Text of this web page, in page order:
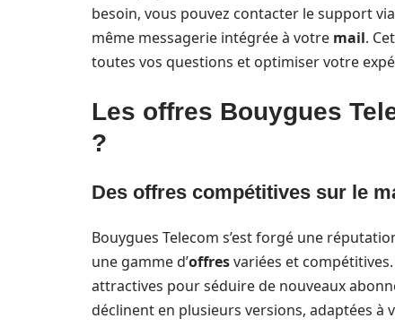
besoin, vous pouvez contacter le support
même messagerie intégrée à votre mail.
toutes vos questions et optimiser votre
Les offres Bouygues
?
Des offres compétitives sur le
Bouygues Telecom s’est forgé une
une gamme d’offresvariées et
attractives pour séduire de nouveaux
déclinent en plusieurs versions, adaptées